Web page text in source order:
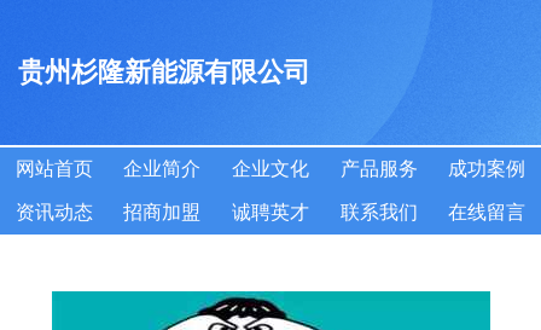
贵州杉隆新能源有限公司
网站首页 企业简介 企业文化 产品服务 成功案例
资讯动态 招商加盟 诚聘英才 联系我们 在线留言